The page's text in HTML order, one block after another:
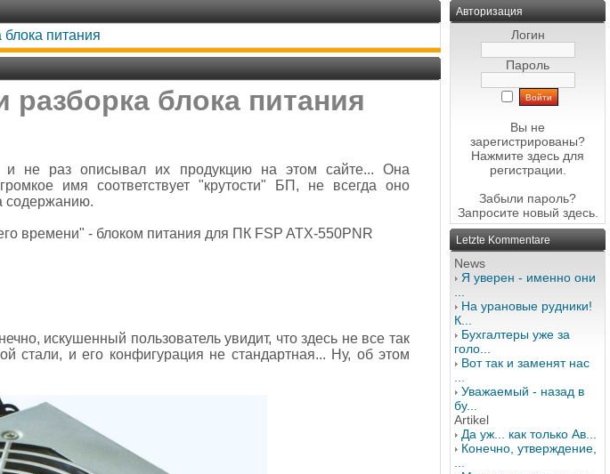
питания
разборка блока питания
не раз описывал их продукцию на этом сайте... Она
имя соответствует "крутости" БП, не всегда оно
содержанию.
времени" - блоком питания для ПК FSP ATX-550PNR
искушенный пользователь увидит, что здесь не все так
стали, и его конфигурация не стандартная... Ну, об этом
Авторизация
Логин
Пароль
Вы не
зарегистрированы?
Нажмите здесь для
регистрации.
Забыли пароль?
Запросите новый здесь.
Letzte Kommentare
News
Я уверен - именно они
На урановые рудники!
К...
Бухгалтеры уже за
голо...
Вот так и заменят нас
Уважаемый - назад в
бу...
Artikel
Да уж... как только Ав...
Конечно, утверждение,